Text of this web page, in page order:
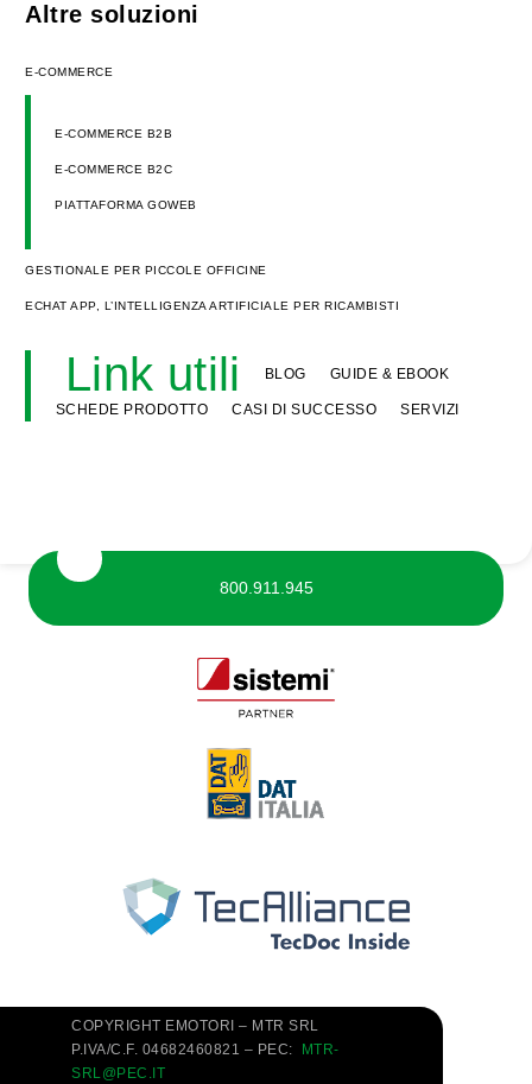
Altre soluzioni
E-COMMERCE
E-COMMERCE B2B
E-COMMERCE B2C
PIATTAFORMA GOWEB
GESTIONALE PER PICCOLE OFFICINE
ECHAT APP, L’INTELLIGENZA ARTIFICIALE PER RICAMBISTI
Link utili BLOG GUIDE & EBOOK
SCHEDE PRODOTTO CASI DI SUCCESSO SERVIZI
800.911.945
COPYRIGHT EMOTORI – MTR SRL
P.IVA/C.F. 04682460821 – PEC:
MTR-
SRL@PEC.IT